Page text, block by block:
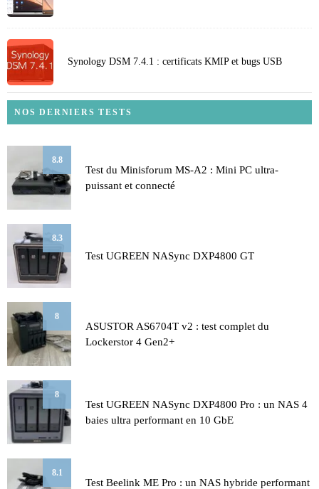
Synology DSM 7.4.1 : certificats KMIP et bugs USB
NOS DERNIERS TESTS
8.8
Test du Minisforum MS-A2 : Mini PC ultra-
puissant et connecté
8.3
Test UGREEN NASync DXP4800 GT
8
ASUSTOR AS6704T v2 : test complet du
Lockerstor 4 Gen2+
8
Test UGREEN NASync DXP4800 Pro : un NAS 4
baies ultra performant en 10 GbE
8.1
Test Beelink ME Pro : un NAS hybride performant